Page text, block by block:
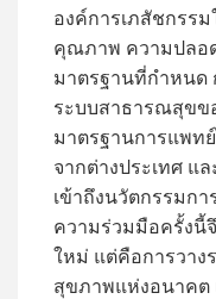
องค์การเภสัชกรร
คุณภาพ ความปลอ
มาตรฐานที่กำหนด
ระบบสาธารณสุขข
มาตรฐานการแพท
จากต่างประเทศ แ
เข้าถึงนวัตกรรมก
ความร่วมมือครั้งนี้
ใหม่ แต่คือการวา
สุขภาพแห่งอนาคต